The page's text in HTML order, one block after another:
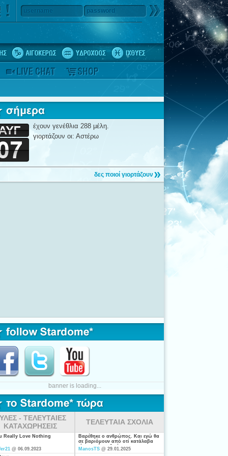
username password
έχουν γενέθλια 288 μέλη.
γιορτάζουν οι: Αστέρω
δες ποιοί γιορτάζουν
banner is loading...
- ΤΕΛΕΥΤΑΙΕΣ
ΚΑΤΑΧΩΡΗΣΕΙΣ
Really Love Nothing
@ 06.09.2023
ΤΕΛΕΥΤΑΙΑ ΣΧΟΛΙΑ
Βαρέθηκε ο ανθρώπος. Και εγώ θα
σε βαριόμουν από οτί κατάλαβα
είσαι από τις ξενέρωτες που
ψάχνουν απλά για "σύζυγο". Η
ManosTS @ 29.01.2025